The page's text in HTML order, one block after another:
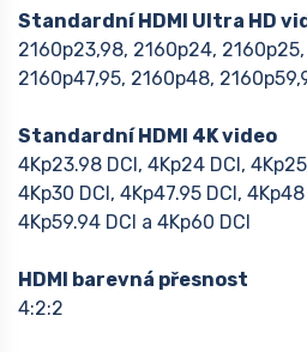
Standardní HDMI Ultra HD
2160p23,98, 2160p24,
2160p47,95, 2160p48,
Standardní HDMI 4K video
4Kp23.98 DCI, 4Kp24 DCI,
4Kp30 DCI, 4Kp47.95 DCI,
4Kp59.94 DCI a 4Kp60 DCI
HDMI barevná přesnost
4:2:2